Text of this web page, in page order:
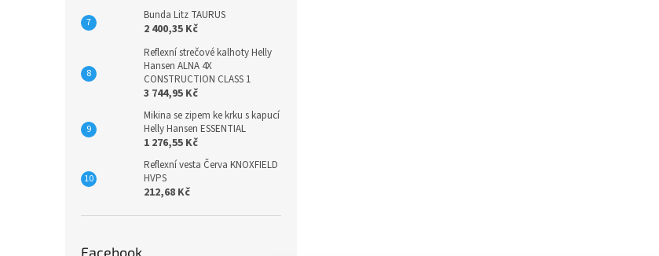
Bunda Litz TAURUS
2 400,35 Kč
Reflexní strečové kalhoty Helly
Hansen ALNA 4X
CONSTRUCTION CLASS 1
3 744,95 Kč
Mikina se zipem ke krku s kapucí
Helly Hansen ESSENTIAL
1 276,55 Kč
Reflexní vesta Červa KNOXFIELD
HVPS
212,68 Kč
Facebook